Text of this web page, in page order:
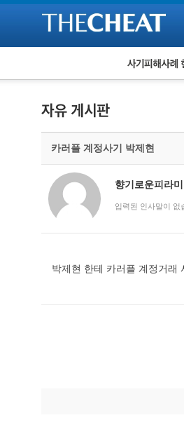
피해사례 현황
보이스피싱 피
유해사이트 목
비공개 피해사
워킹홀리데이
카러플 계정사기 박제현
향기로운피라
입력된 인사말이 없
박제현 한테 카러플 계정거래